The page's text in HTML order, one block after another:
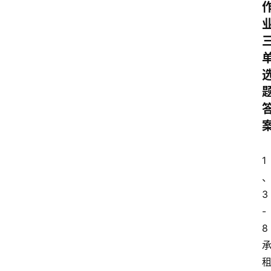
1
、
3
-
8
承
租